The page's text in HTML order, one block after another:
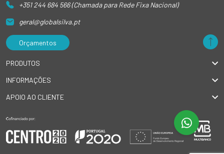
+351 244 684 566 (Chamada para Rede Fixa Nacional)
geral@globalsilva.pt
Orçamentos
PRODUTOS
INFORMAÇÕES
APOIO AO CLIENTE